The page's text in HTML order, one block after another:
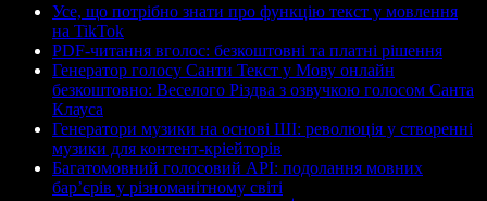
Усе, що потрібно знати про функцію текст у мовлення
на TikTok
PDF-читання вголос: безкоштовні та платні рішення
Генератор голосу Санти Текст у Мову онлайн
безкоштовно: Веселого Різдва з озвучкою голосом Санта
Клауса
Генератори музики на основі ШІ: революція у створенні
музики для контент-кріейторів
Багатомовний голосовий API: подолання мовних
бар’єрів у різноманітному світі